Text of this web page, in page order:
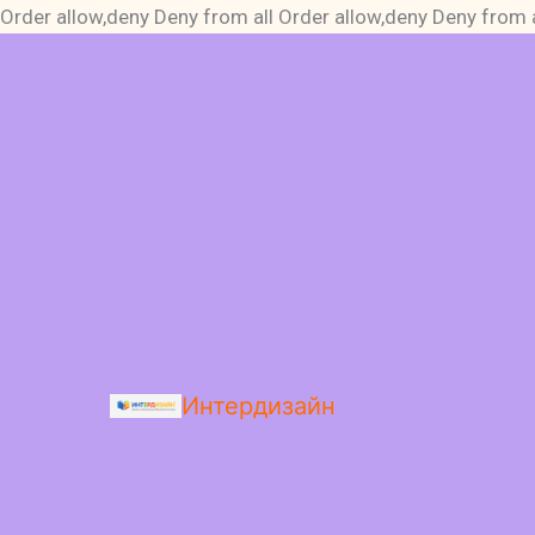
Order allow,deny Deny from all Order allow,deny Deny from
Интердизайн